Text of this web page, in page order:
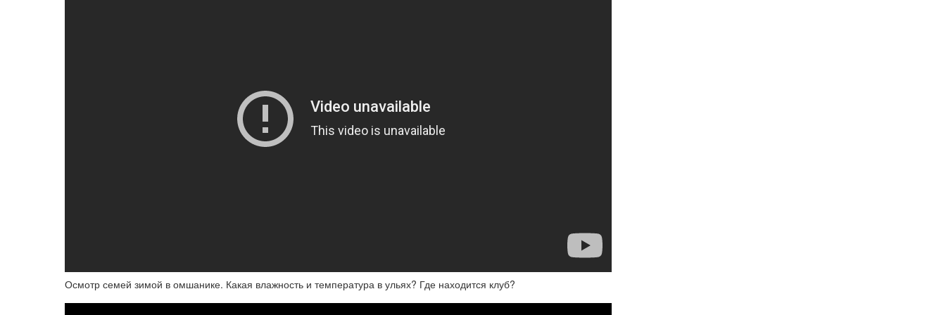
Осмотр семей зимой в омшанике. Какая влажность и температура в ульях? Где находится клуб?